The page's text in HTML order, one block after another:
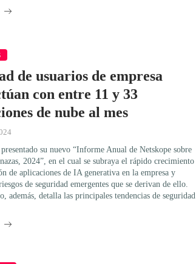
de usuarios de empresa
con entre 11 y 33
de nube al mes
su nuevo “Informe Anual de Netskope sobre
2024”, en el cual se subraya el rápido crecimiento
de aplicaciones de IA generativa en la empresa y
de seguridad emergentes que se derivan de ello.
además, detalla las principales tendencias de seguridad